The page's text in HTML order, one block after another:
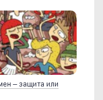
– защита или